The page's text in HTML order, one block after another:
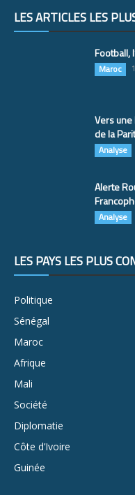
LES ARTICLES LES
Football,
Maroc
Vers une
de la
Analyse
Alerte
Analyse
LES PAYS LES PLUS
Politique
Sénégal
Maroc
Afrique
Mali
Société
Diplomatie
Côte d’Ivoire
Guinée